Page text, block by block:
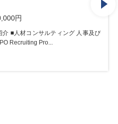
（1）ハイクラス転職支援 年収800万以
ー・CEO候補・工場長といったポジシ
ス。 （2）BtoB...
★この求人の詳細を見る